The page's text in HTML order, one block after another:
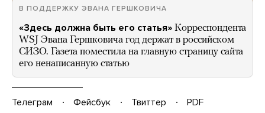
В ПОДДЕРЖКУ ЭВАНА ГЕРШКОВИЧА
«Здесь должна быть его статья» Корреспондента
WSJ Эвана Гершковича год держат в российском
СИЗО. Газета поместила на главную страницу сайта
его ненаписанную статью
Телеграм Фейсбук Твиттер
PDF